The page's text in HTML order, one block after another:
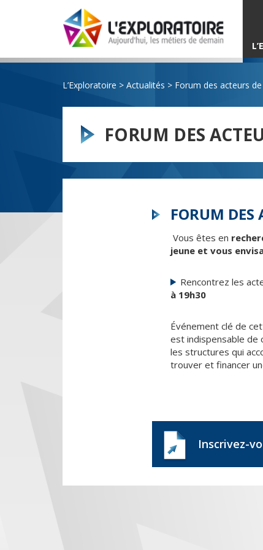
L’Exploratoire > Actualités > Forum des acteurs
FORUM DES
FORUM DES
Vous êtes en
jeune et vous
Rencontrez les
à 19h30
Événement clé de
est indispensable de
les structures qui
trouver et financer
Inscrivez-